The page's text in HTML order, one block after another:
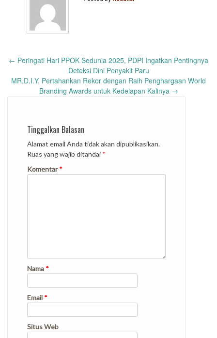
Post
← Peringati Hari PPOK Sedunia 2025, PDPI Ingatkan Pentingnya
Deteksi Dini Penyakit Paru
MR.D.I.Y. Pertahankan Rekor dengan Raih Penghargaan World
Branding Awards untuk Kedelapan Kalinya →
Tinggalkan Balasan
Alamat email Anda tidak akan dipublikasikan.
Ruas yang wajib ditandai *
Komentar*
Nama *
Email *
Situs Web